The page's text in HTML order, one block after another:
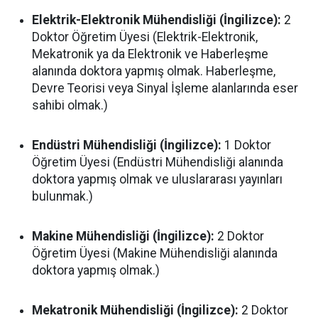
Elektrik-Elektronik Mühendisliği (İngilizce): 2
Doktor Öğretim Üyesi (Elektrik-Elektronik,
Mekatronik ya da Elektronik ve Haberleşme
alanında doktora yapmış olmak. Haberleşme,
Devre Teorisi veya Sinyal İşleme alanlarında eser
sahibi olmak.)
Endüstri Mühendisliği (İngilizce): 1 Doktor
Öğretim Üyesi (Endüstri Mühendisliği alanında
doktora yapmış olmak ve uluslararası yayınları
bulunmak.)
Makine Mühendisliği (İngilizce): 2 Doktor
Öğretim Üyesi (Makine Mühendisliği alanında
doktora yapmış olmak.)
Mekatronik Mühendisliği (İngilizce): 2 Doktor